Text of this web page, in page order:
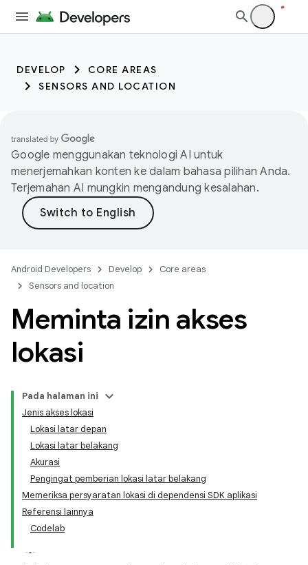
DEVELOP
CORE AREAS
SENSORS AND LOCATION
Google menggunakan teknologi AI untuk
menerjemahkan konten ke dalam bahasa pilihan Anda.
Terjemahan AI mungkin mengandung kesalahan.
Android Developers Develop
Core areas
Sensors and location
Meminta izin akses
lokasi
Pada halaman ini
Jenis akses lokasi
Lokasi latar depan
Lokasi latar belakang
Akurasi
Pengingat pemberian lokasi latar belakang
Memeriksa persyaratan lokasi di dependensi SDK aplikasi
Referensi lainnya
Codelab